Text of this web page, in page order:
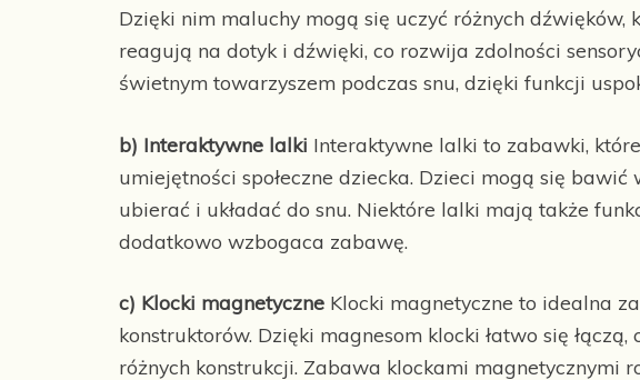
Dzięki nim maluchy mogą się uczyć różnych dźwięków,
reagują na dotyk i dźwięki, co rozwija zdolności
świetnym towarzyszem podczas snu, dzięki funkcji
b) Interaktywne lalki Interaktywne lalki to zabawki,
umiejętności społeczne dziecka. Dzieci mogą się
ubierać i układać do snu. Niektóre lalki mają także
dodatkowo wzbogaca zabawę.
c) Klocki magnetyczne Klocki magnetyczne to idealna
konstruktorów. Dzięki magnesom klocki łatwo się
różnych konstrukcji. Zabawa klockami magnetycznymi